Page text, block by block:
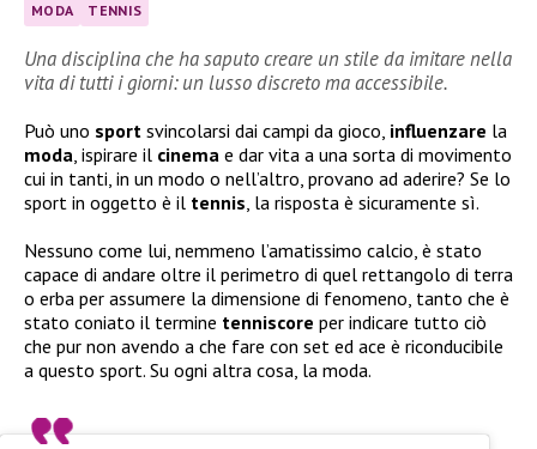
MODA TENNIS
Una disciplina che ha saputo creare un stile da imitare nella
vita di tutti i giorni: un lusso discreto ma accessibile.
Può uno sport svincolarsi dai campi da gioco, influenzare la
moda , ispirare il cinema e dar vita a una sorta di movimento
cui in tanti, in un modo o nell’altro, provano ad aderire? Se lo
sport in oggetto è il tennis , la risposta è sicuramente sì.
Nessuno come lui, nemmeno l’amatissimo calcio, è stato
capace di andare oltre il perimetro di quel rettangolo di terra
o erba per assumere la dimensione di fenomeno, tanto che è
stato coniato il termine tenniscore per indicare tutto ciò
che pur non avendo a che fare con set ed ace è riconducibile
a questo sport. Su ogni altra cosa, la moda.